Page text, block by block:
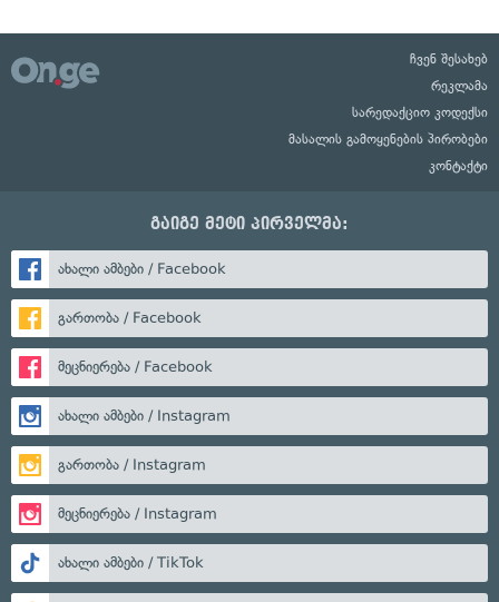
ჩვენ შესახებ
რეკლამა
სარედაქციო კოდექსი
მასალის გამოყენების პირობები
კონტაქტი
გაიგე მეტი პირველმა:
ახალი ამბები / Facebook
გართობა / Facebook
მეცნიერება / Facebook
ახალი ამბები / Instagram
გართობა / Instagram
მეცნიერება / Instagram
ახალი ამბები / TikTok